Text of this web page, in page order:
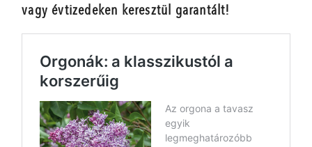
vagy évtizedeken keresztül garantált!